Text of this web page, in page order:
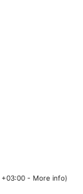
+03:00 - More info)